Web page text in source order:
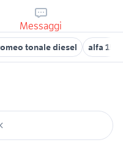
Messaggi
tonale diesel alfa 159